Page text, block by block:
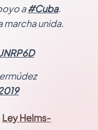
a#Cuba.
marcha unida.
Ley Helms-